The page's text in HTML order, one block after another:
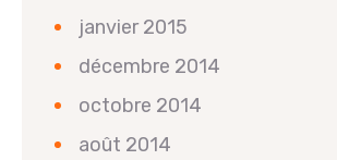
janvier 2015
décembre 2014
octobre 2014
août 2014